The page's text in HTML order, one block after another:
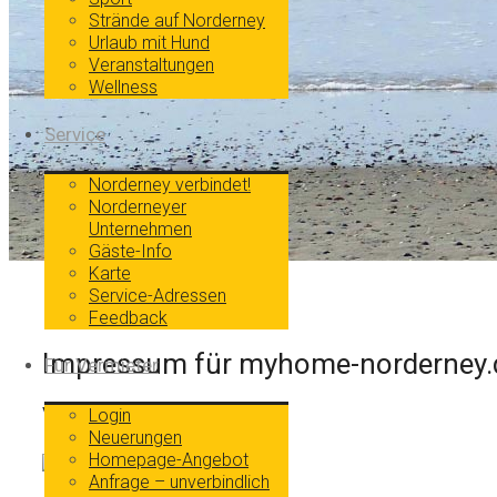
Strände auf Norderney
Urlaub mit Hund
Veranstaltungen
Wellness
Service
Norderney verbindet!
Norderneyer
Unternehmen
Gäste-Info
Karte
Service-Adressen
Feedback
Für Vermieter
Login
Neuerungen
Homepage-Angebot
Anfrage – unverbindlich
Impressum für myhome-
Verantwortlich